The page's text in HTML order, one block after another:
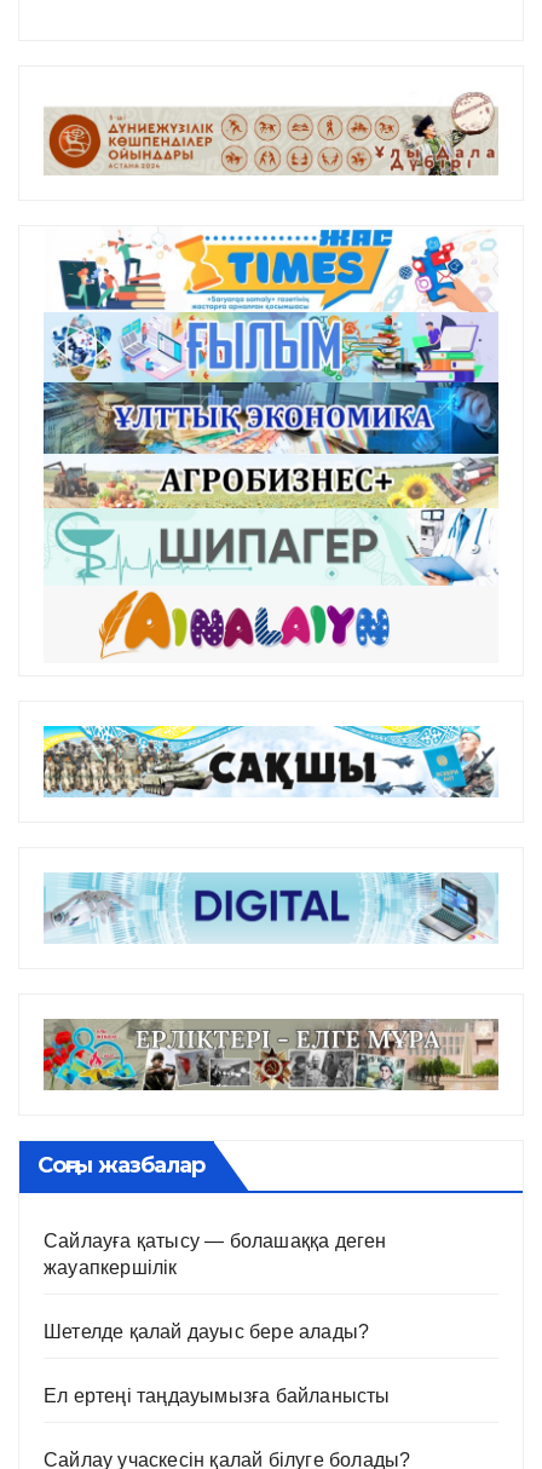
Соңғы жазбалар
Сайлауға қатысу — болашаққа деген
жауапкершілік
Шетелде қалай дауыс бере алады?
Ел ертеңі таңдауымызға байланысты
Сайлау учаскесін қалай білуге болады?